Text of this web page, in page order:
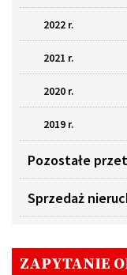
2022 r.
2021 r.
2020 r.
2019 r.
Pozostałe
Sprzedaż
ZAPYTANIE